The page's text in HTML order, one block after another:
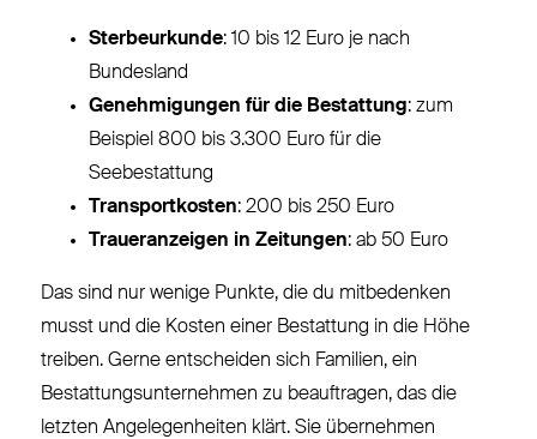
Sterbeurkunde: 10 bis 12 Euro je nach
Bundesland
Genehmigungen für die Bestattung: zum
Beispiel 800 bis 3.300 Euro für die
Seebestattung
Transportkosten: 200 bis 250 Euro
Traueranzeigen in Zeitungen: ab 50 Euro
Das sind nur wenige Punkte, die du mitbedenken
musst und die Kosten einer Bestattung in die Höhe
treiben. Gerne entscheiden sich Familien, ein
Bestattungsunternehmen zu beauftragen, das die
letzten Angelegenheiten klärt. Sie übernehmen